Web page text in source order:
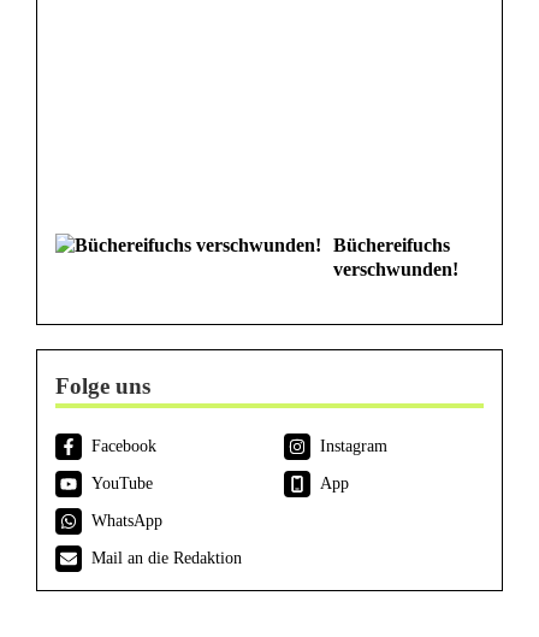
Büchereifuchs
verschwunden!
Folge uns
Facebook
Instagram
YouTube
App
WhatsApp
Mail an die Redaktion